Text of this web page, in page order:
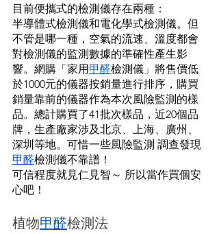
目前便攜式的檢測儀存在兩種：
半導體式檢測儀和電化學式檢測儀。但
不管是哪一種，空氣的流速、溫度都會
對檢測儀的監測數據的準確性產生影
響。網購「家用甲醛檢測儀」將售價低
於1000元的儀器按銷量進行排序，購買
銷量靠前的儀器作為本次風險監測的樣
品。總計購買了41批次樣品，近20個品
牌，生產廠家涉及北京、上海、廣州、
深圳等地。可惜一些風險監測 調查發現
甲醛檢測儀不靠譜！
可信程度就見仁見智～ 所以當作買個安
心吧！
植物甲醛檢測法